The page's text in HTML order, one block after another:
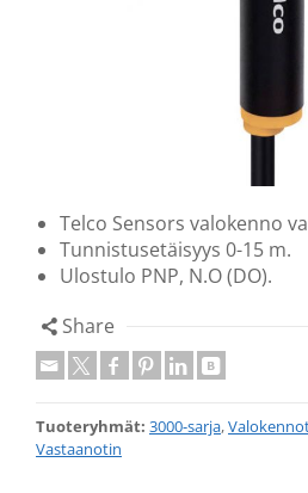
Telco Sensors valokenno
Tunnistusetäisyys 0-15 m.
Ulostulo PNP, N.O (DO).
Share
Tuoteryhmät: 3000-sarja,
Vastaanotin